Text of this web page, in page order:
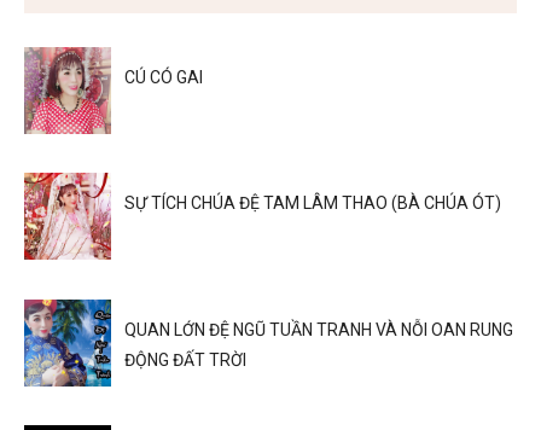
CÚ CÓ GAI
SỰ TÍCH CHÚA ĐỆ TAM LÂM THAO (BÀ CHÚA ÓT)
QUAN LỚN ĐỆ NGŨ TUẦN TRANH VÀ NỖI OAN RUNG
ĐỘNG ĐẤT TRỜI